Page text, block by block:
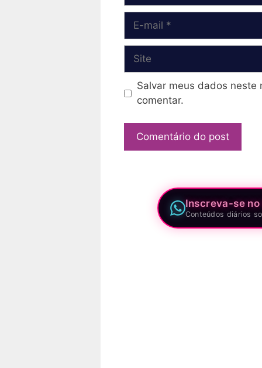
Site
Salvar meus dados neste
comentar.
Inscreva-se no
Conteúdos diários